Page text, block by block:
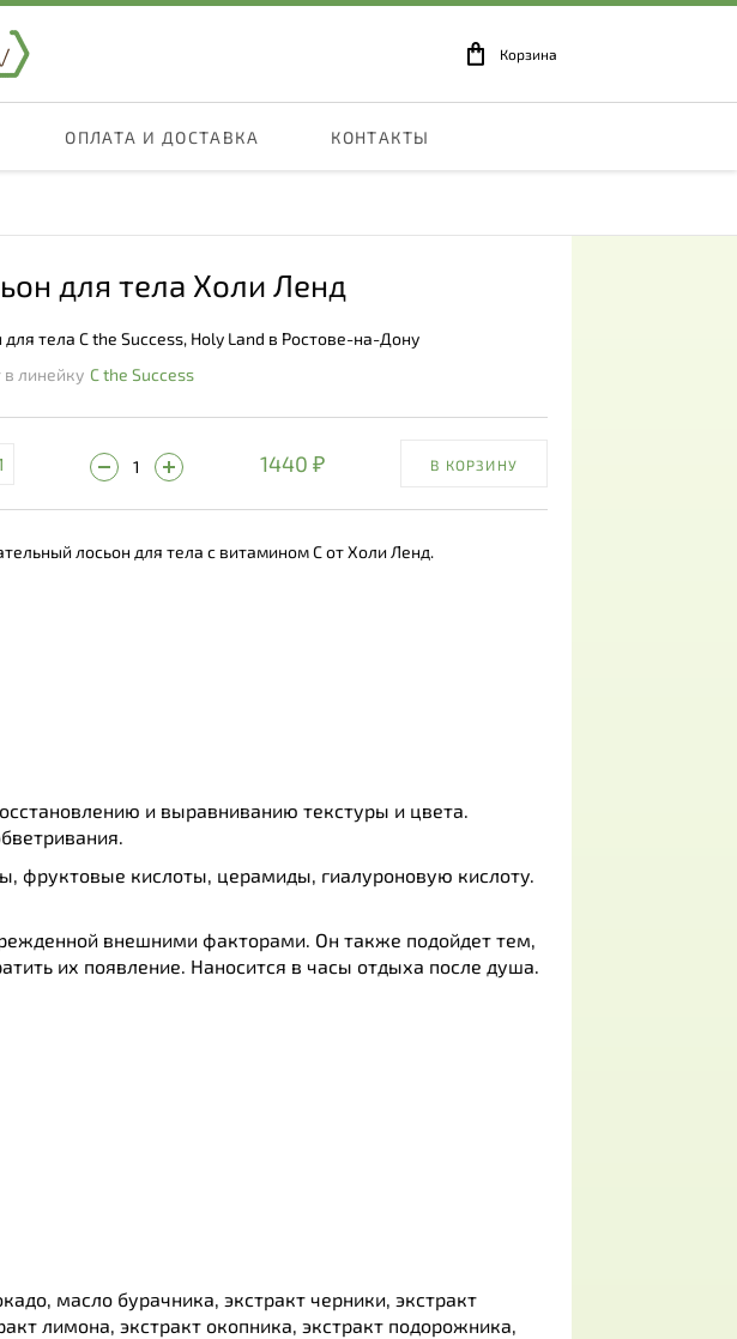
Корзина
ОПЛАТА И ДОСТАВКА КОНТАКТЫ
для тела Холи Ленд
для тела C the Success, Holy Land в Ростове-на-Дону
в линейку C the Success
1440 ₽ В КОРЗИНУ
лосьон для тела с витамином С от Холи Ленд.
и выравниванию текстуры и цвета.
фруктовые кислоты, церамиды, гиалуроновую кислоту.
внешними факторами. Он также подойдет тем,
их появление. Наносится в часы отдыха после душа.
масло бурачника, экстракт черники, экстракт
лимона, экстракт окопника, экстракт подорожника,